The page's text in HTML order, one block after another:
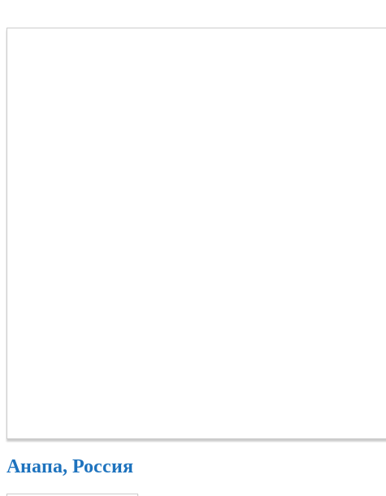
Анапа, Россия